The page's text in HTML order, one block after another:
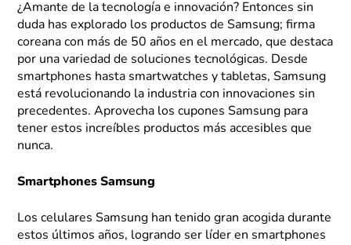
¿Amante de la tecnología e innovación? Entonces sin
duda has explorado los productos de Samsung; firma
coreana con más de 50 años en el mercado, que destaca
por una variedad de soluciones tecnológicas. Desde
smartphones hasta smartwatches y tabletas, Samsung
está revolucionando la industria con innovaciones sin
precedentes. Aprovecha los cupones Samsung para
tener estos increíbles productos más accesibles que
nunca.
Smartphones Samsung
Los celulares Samsung han tenido gran acogida durante
estos últimos años, logrando ser líder en smartphones